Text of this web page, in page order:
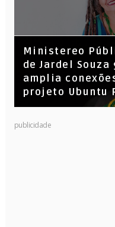
​Ministereo
de Jardel Souza
amplia
projeto Ubuntu
publicidade